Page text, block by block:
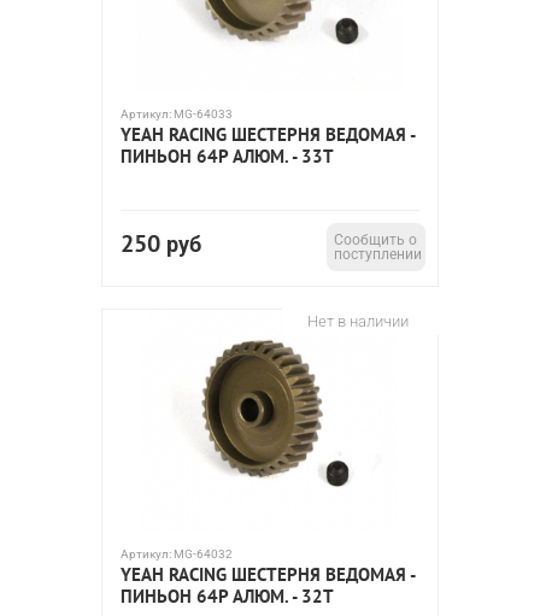
Артикул: MG-64033
YEAH RACING ШЕСТЕРНЯ ВЕДОМАЯ -
ПИНЬОН 64P АЛЮМ. - 33T
250 руб
Сообщить о
поступлении
Нет в наличии
Артикул: MG-64032
YEAH RACING ШЕСТЕРНЯ ВЕДОМАЯ -
ПИНЬОН 64P АЛЮМ. - 32T